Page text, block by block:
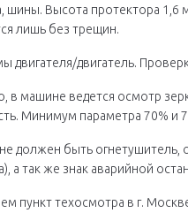
шины. Высота протектора 1,6
лишь без трещин.
двигателя/двигатель.
в машине ведется осмотр
Минимум параметра 70% и
должен быть огнетушитель,
а так же знак аварийной
пункт техосмотра в г.